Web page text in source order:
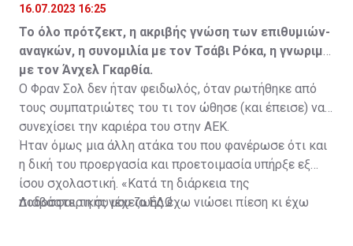
16.07.2023 16:25
Το όλο πρότζεκτ, η ακριβής γνώση των επιθυμιών-
αναγκών, η συνομιλία με τον Τσάβι Ρόκα, η γνωριμία
με τον Άνχελ Γκαρθία.
Ο Φραν Σολ δεν ήταν φειδωλός, όταν ρωτήθηκε από
τους συμπατριώτες του τι τον ώθησε (και έπεισε) να
συνεχίσει την καριέρα του στην ΑΕΚ.
Ήταν όμως μια άλλη ατάκα του που φανέρωσε ότι και
η δική του προεργασία και προετοιμασία υπήρξε εξ
ίσου σχολαστική. «Κατά τη διάρκεια της
ποδοσφαιρικής μου ζωής έχω νιώσει πίεση κι έχω
Διαβάστε τη συνέχειαΕΔΩ